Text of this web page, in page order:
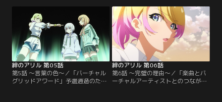
内で上位15人にランクインするこ
と。ADENが用意した課題曲は、オ
リジナル歌詞に変更することができ
る--そのルールを聞いたミラク
は…。【提供：バンダイチャンネ
ル】
一杯練習に打ち込んでいた。クリス
とまるまるに見守られながら、特訓
を重ねるミラクは、自身のパフォー
マンス中のトークスキルが足りない
ことを実感する。【提供：バンダイ
チャンネル】
絆のアリル 第05話
第5話 ～言葉の色～／「バーチャル
グリッドアワード」予選通過のた
絆のアリル 第06話
第6話 ～完璧の理由～／「楽曲とバ
ーチャルアーティストとのつなが